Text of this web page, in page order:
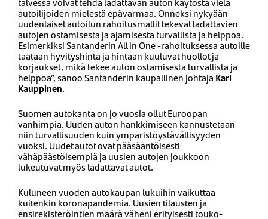
autoilijoiden mielestä epävarmaa. Onneksi nykyään
uudenlaiset autoilun rahoitusmallit tekevät ladattavien
autojen ostamisesta ja ajamisesta turvallista ja helppoa.
Esimerkiksi Santanderin All in One -rahoituksessa autoille
taataan hyvityshinta ja hintaan kuuluvat huollot ja
korjaukset, mikä tekee auton ostamisesta turvallista ja
helppoa”, sanoo Santanderin kaupallinen johtaja Kari
Kauppinen.
Suomen autokanta on jo vuosia ollut Euroopan
vanhimpia. Uuden auton hankkimiseen kannustetaan
niin turvallisuuden kuin ympäristöystävällisyyden
vuoksi. Uudet autot ovat pääsääntöisesti
vähäpäästöisempiä ja uusien autojen joukkoon
lukeutuvat myös ladattavat autot.
Kuluneen vuoden autokaupan lukuihin vaikuttaa
kuitenkin koronapandemia. Uusien tilausten ja
ensirekisteröintien määrä väheni erityisesti touko-